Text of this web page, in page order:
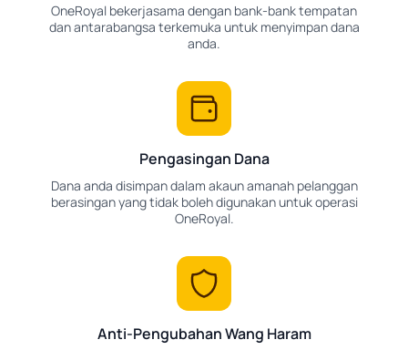
OneRoyal bekerjasama dengan bank-bank tempatan
dan antarabangsa terkemuka untuk menyimpan dana
anda.
Pengasingan Dana
Dana anda disimpan dalam akaun amanah pelanggan
berasingan yang tidak boleh digunakan untuk operasi
OneRoyal.
Anti-Pengubahan Wang Haram